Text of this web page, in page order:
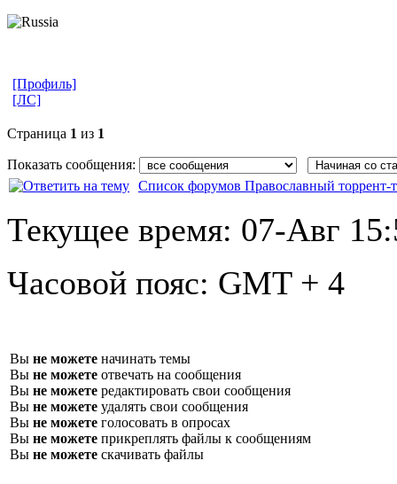
[Профиль]
[ЛС]
Страница 1 из 1
Показать сообщения:
Список форумов Православный торрент-
Текущее время: 07-Авг
Часовой пояс: GMT + 4
Вы не можете начинать темы
Вы не можете отвечать на сообщения
Вы не можете редактировать свои сообщения
Вы не можете удалять свои сообщения
Вы не можете голосовать в опросах
Вы не можете прикреплять файлы к сообщениям
Вы не можете скачивать файлы